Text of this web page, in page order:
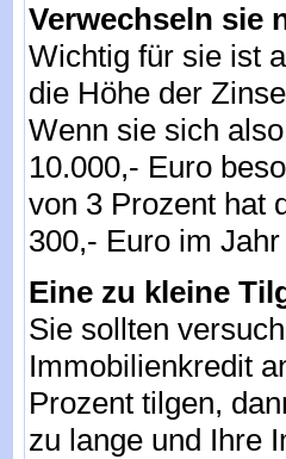
Verwechseln sie
Wichtig für sie ist
die Höhe der
Wenn sie sich
10.000,- Euro
von 3 Prozent hat
300,- Euro im
Eine zu kleine
Sie sollten
Immobilienkredit
Prozent tilgen,
zu lange und Ihre